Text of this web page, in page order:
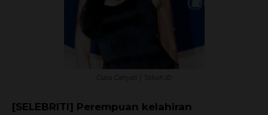
[SELEBRITI] Perempuan kelahiran